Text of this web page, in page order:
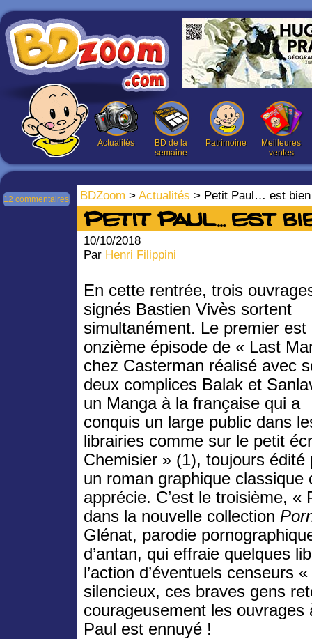
Actualités
BD de la
semaine
Patrimoine
Meilleures
ventes
BDZoom > Actualités > Petit Paul… est
12 commentaires
Petit Paul… est
10/10/2018
Par Henri Filippini
En cette rentrée, trois
signés Bastien Vivès sortent
simultanément. Le premier est
onzième épisode de « Last
chez Casterman réalisé avec
deux complices Balak et
un Manga à la française qui a
conquis un large public dans
librairies comme sur le petit
Chemisier » (1), toujours
un roman graphique classique
apprécie. C’est le troisième, «
dans la nouvelle collection
Glénat, parodie
d’antan, qui effraie quelques
l’action d’éventuels censeurs
silencieux, ces braves gens
courageusement les
Paul est ennuyé !